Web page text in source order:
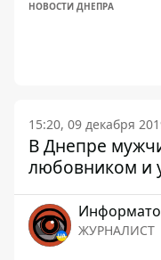
НОВОСТИ ДНЕПРА
15:20, 09 декабря
В Днепре
любовником и
ЖУРНАЛИСТ